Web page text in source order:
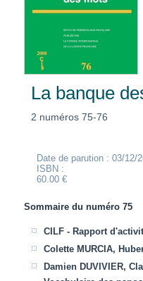
La banque
2 numéros 75-76
Date de parution : 03/12/
ISBN :
60.00 €
Sommaire du numéro 75
CILF - Rapport
Colette MURCIA,
Damien DUVIVIER,